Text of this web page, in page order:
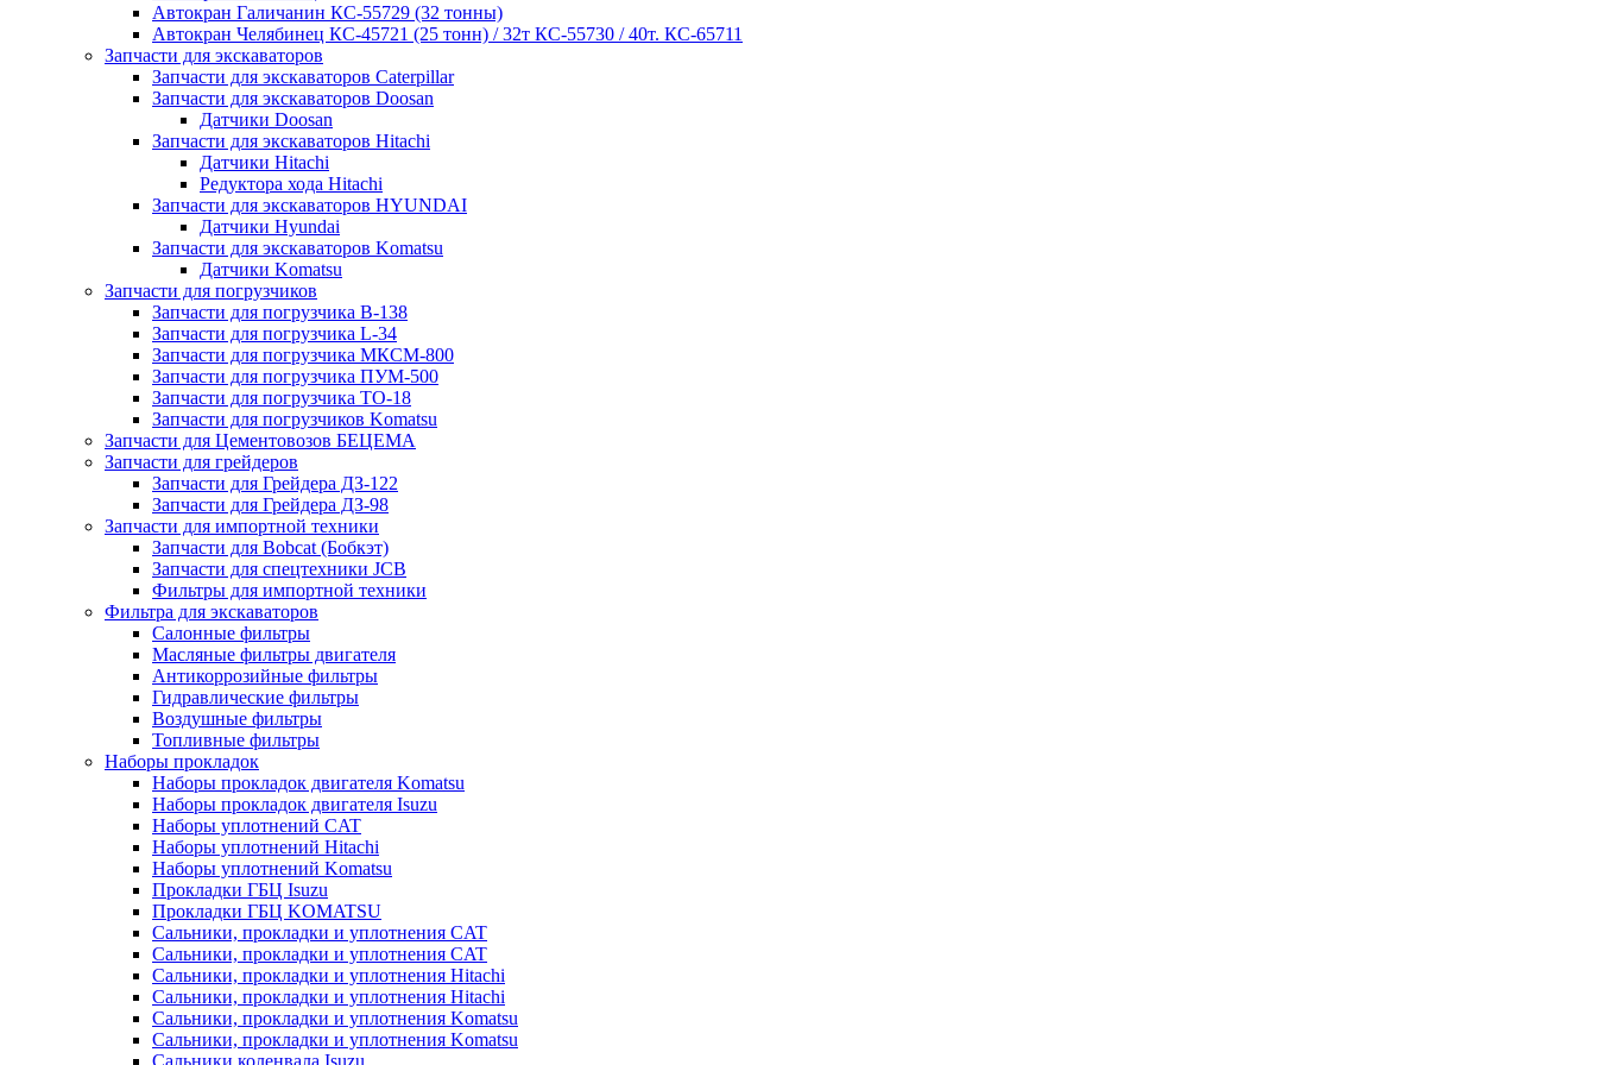
Автокран Галичанин КС-55729 (32 тонны)
Автокран Челябинец КС-45721 (25 тонн) / 32т КС-55730 / 40т. КС-65711
Запчасти для экскаваторов
Запчасти для экскаваторов Caterpillar
Запчасти для экскаваторов Doosan
Датчики Doosan
Запчасти для экскаваторов Hitachi
Датчики Hitachi
Редуктора хода Hitachi
Запчасти для экскаваторов HYUNDAI
Датчики Hyundai
Запчасти для экскаваторов Komatsu
Датчики Komatsu
Запчасти для погрузчиков
Запчасти для погрузчика B-138
Запчасти для погрузчика L-34
Запчасти для погрузчика МКСМ-800
Запчасти для погрузчика ПУМ-500
Запчасти для погрузчика ТО-18
Запчасти для погрузчиков Komatsu
Запчасти для Цементовозов БЕЦЕМА
Запчасти для грейдеров
Запчасти для Грейдера ДЗ-122
Запчасти для Грейдера ДЗ-98
Запчасти для импортной техники
Запчасти для Bobcat (Бобкэт)
Запчасти для спецтехники JCB
Фильтры для импортной техники
Фильтра для экскаваторов
Салонные фильтры
Масляные фильтры двигателя
Антикоррозийные фильтры
Гидравлические фильтры
Воздушные фильтры
Топливные фильтры
Наборы прокладок
Наборы прокладок двигателя Komatsu
Наборы прокладок двигателя Isuzu
Наборы уплотнений CAT
Наборы уплотнений Hitachi
Наборы уплотнений Komatsu
Прокладки ГБЦ Isuzu
Прокладки ГБЦ KOMATSU
Сальники, прокладки и уплотнения CAT
Сальники, прокладки и уплотнения CAT
Сальники, прокладки и уплотнения Hitachi
Сальники, прокладки и уплотнения Hitachi
Сальники, прокладки и уплотнения Komatsu
Сальники, прокладки и уплотнения Komatsu
Сальники коленвала Isuzu